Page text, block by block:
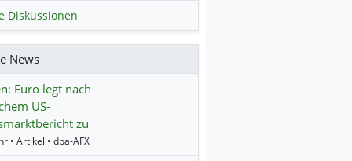
Diskussionen
News
Euro legt nach
US-
zu
• Artikel • dpa-AFX